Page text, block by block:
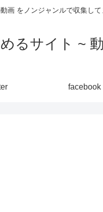
をノンジャンルで収集して
るサイト ~
facebook